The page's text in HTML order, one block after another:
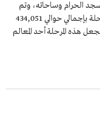
الحرام وساحاته، وتم
تخصيص المسطحات البنائية لهذه المرحلة بإجمالي حوالي 434,051
هذه المرحلة أحد المعالم